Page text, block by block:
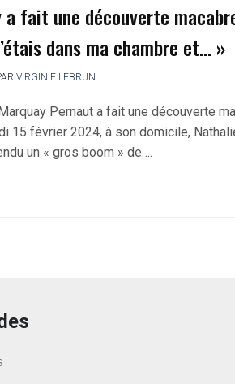
fait une découverte
dans ma chambre et… »
VIRGINIE LEBRUN
Pernaut a fait une découverte
15 février 2024, à son domicile,
un « gros boom » de….